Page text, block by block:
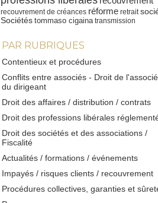
recouvrement de créances réforme retrait
Sociétés tommaso cigaina transmission
PAR RUBRIQUES
Contentieux et procédures
Conflits entre associés - Droit de
du dirigeant
Droit des affaires / distribution / contrats
Droit des professions libérales
Droit des sociétés et des associations /
Fiscalité
Actualités / formations / événements
Impayés / risques clients / recouvrement
Procédures collectives, garanties et